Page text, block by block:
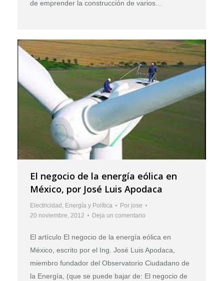
de emprender la construcción de varios…
El negocio de la energía eólica en
México, por José Luis Apodaca
Electricidad , Energía y Política Por jose
20 noviembre, 2012
Deja un comentario
El artículo El negocio de la energía eólica en
México, escrito por el Ing. José Luis Apodaca,
miembro fundador del Observatorio Ciudadano de
la Energía, (que se puede bajar de: El negocio de